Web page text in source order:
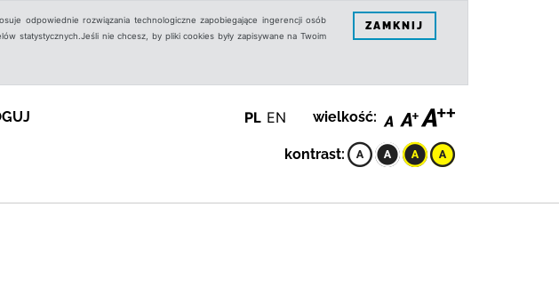
odpowiednie rozwiązania technologiczne zapobiegające ingerencji osób
statystycznych.Jeśli nie chcesz, by pliki cookies były zapisywane na Twoim
ZAMKNIJ
PL EN wielkość:
kontrast: